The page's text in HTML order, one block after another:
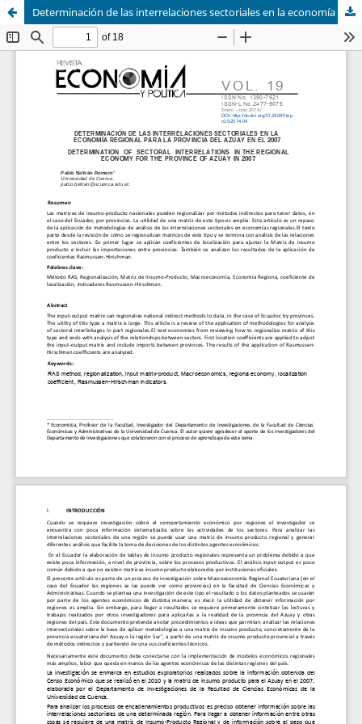
Determinación de las interrelaciones sectoriales en la economía regional para la provincia del Azuay en el 2007